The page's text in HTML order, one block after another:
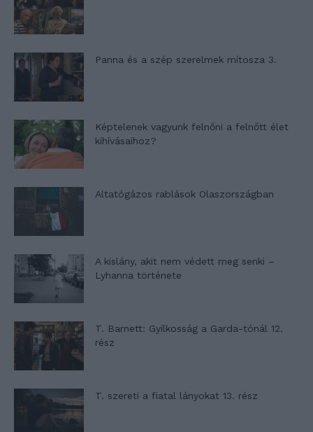
Panna és a szép szerelmek mítosza 3.
Képtelenek vagyunk felnőni a felnőtt élet
kihívásaihoz?
Altatógázos rablások Olaszországban
A kislány, akit nem védett meg senki –
Lyhanna története
T. Barnett: Gyilkosság a Garda-tónál 12.
rész
T. szereti a fiatal lányokat 13. rész